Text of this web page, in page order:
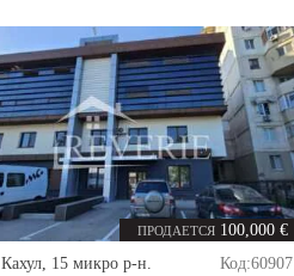
ПРОДАЕТСЯ 100,000 €
Кахул, 15 микро р-н. Код:60907